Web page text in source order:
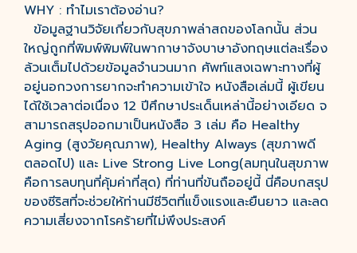
WHY : ทำไมเราต้องอ่าน?
ข้อมูลฐานวิจัยเกี่ยวกับสุขภาพล่าสถของโลกนั้น ส่วน
ใหญ่ถูกที่พิมพ์พิมพ์ในพากาษาจังบาษาอังทฤษแต่ละเรื่อง
ล้วนเต็มไปด้วยข้อมูลจำนวนมาก ศัพท์แสงเฉพาะทางที่ผู้
อยู่นอกวงการยากจะทำความเข้าใจ หนังสือเล่มนี้ ผู้เขียน
ได้ใช้เวลาต่อเนื่อง 12 ปีศึกษาประเด็นเหล่านี้อย่างเอียด จ
สามารถสรุปออกมาเป็นหนังสือ 3 เล่ม คือ Healthy
Aging (สูงวัยคุณภาพ), Healthy Always (สุขภาพดี
ตลอดไป) และ Live Strong Live Long(ลมทุนในสุขภาพ
คือการลบทุนที่คุ้มค่าที่สุด) ที่ท่านที่ข้นถืออยู่นี้ นี่คือบกสรุป
ของซีริสที่จะช่วยให้ท่านมีชีวิตที่แข็งแรงและยืนยาว และลด
ความเสี่ยงจากโรคร้ายที่ไม่พึงประสงค์